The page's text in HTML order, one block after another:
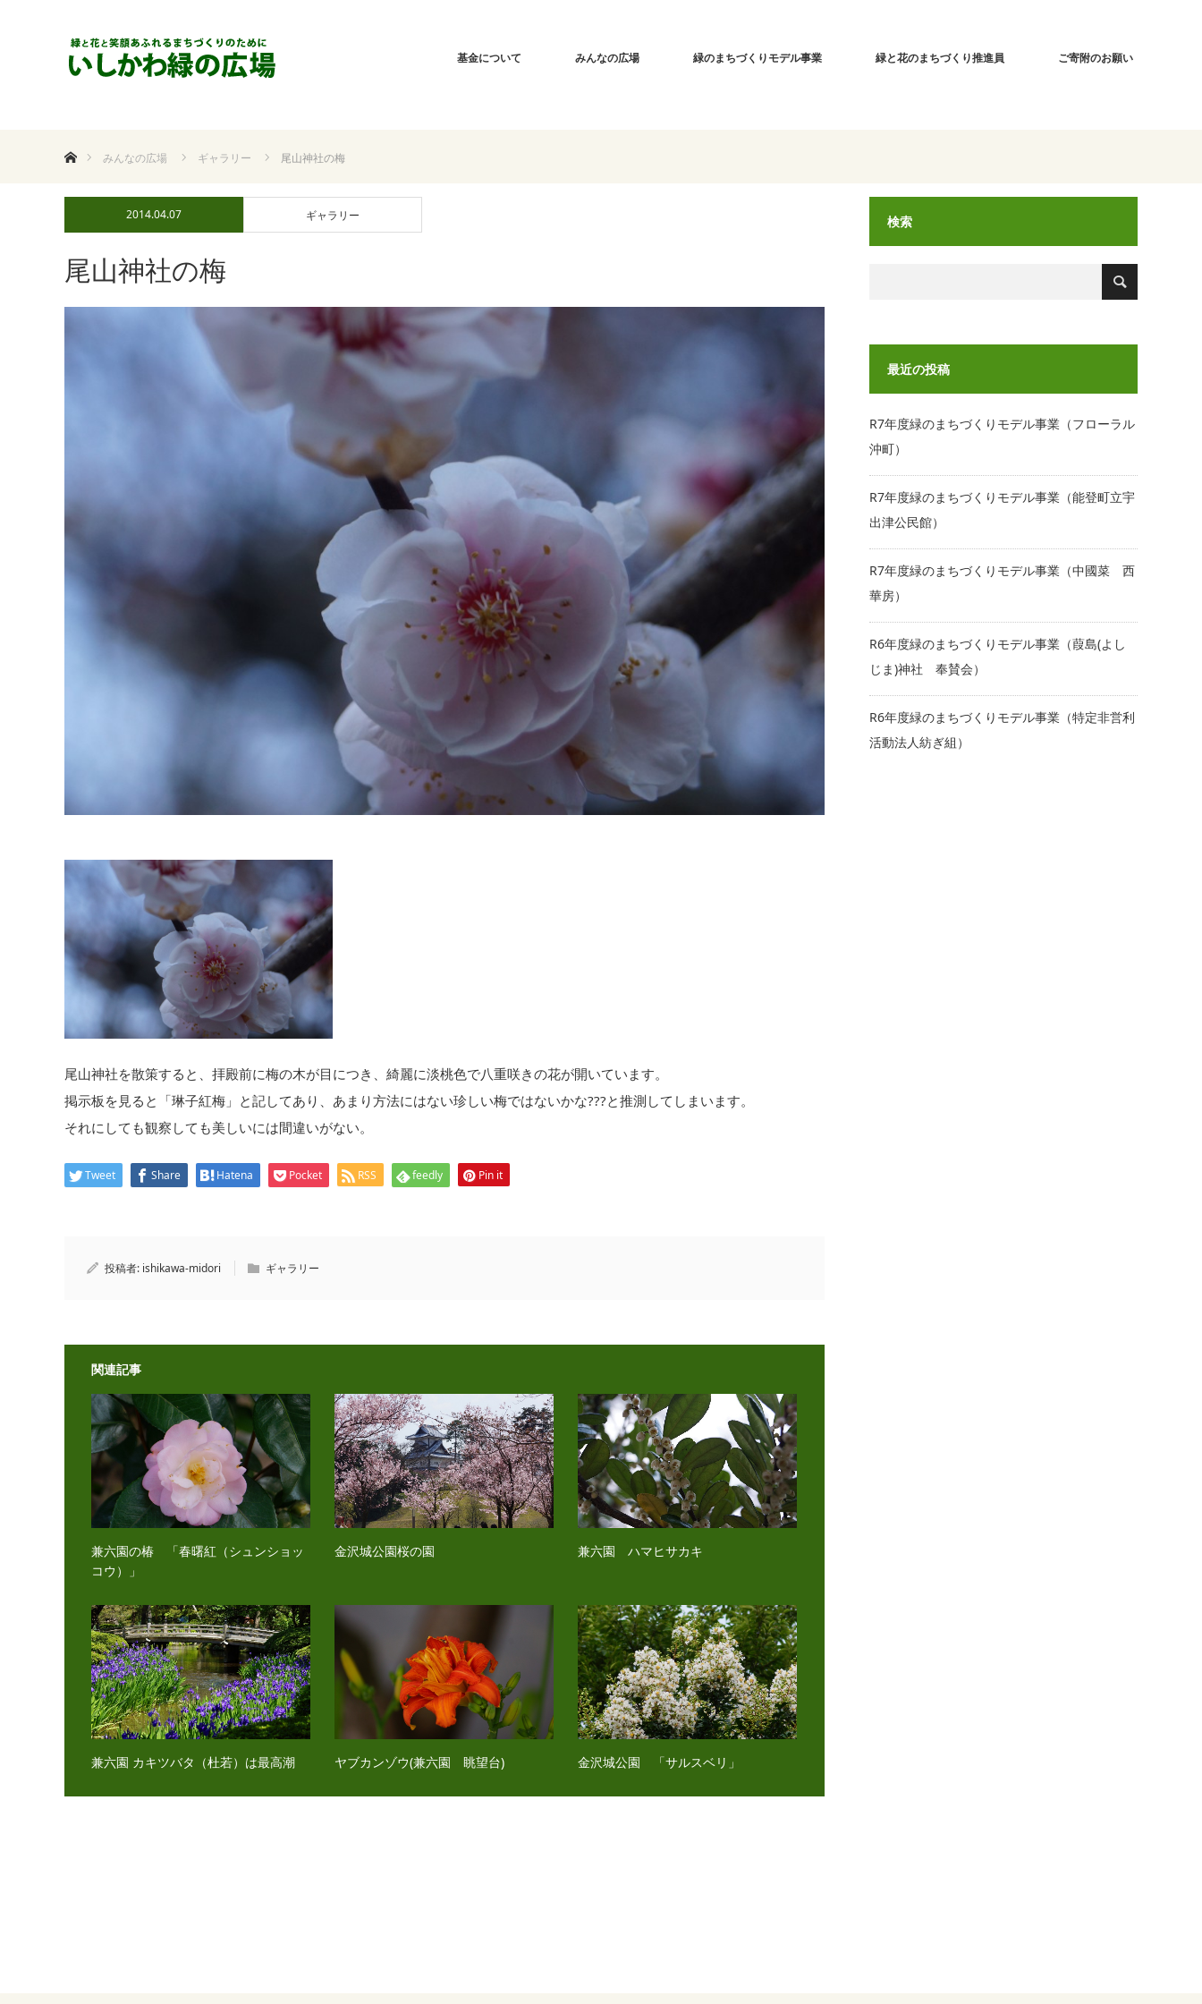
基金について みんなの広場 緑のまちづくりモデル事業 緑と花のまちづくり推進員 ご寄附のお願い
みんなの広場
ギャラリー 尾山神社の梅
2014.04.07 ギャラリー
尾山神社の梅
尾山神社を散策すると、拝殿前に梅の木が目につき、綺麗に淡桃色で八重咲きの花が開いています。
掲示板を見ると「琳子紅梅」と記してあり、あまり方法にはない珍しい梅ではないかな???と推測してしまいます。
それにしても観察しても美しいには間違いがない。
Tweet Share Hatena Pocket RSS feedly Pin it
投稿者: ishikawa-midori ギャラリー
関連記事
兼六園の椿 「春曙紅（シュンショッ
コウ）」
金沢城公園桜の園 兼六園 ハマヒサカキ
兼六園 カキツバタ（杜若）は最高潮 ヤブカンゾウ(兼六園 眺望台) 金沢城公園 「サルスベリ」
検索
最近の投稿
R7年度緑のまちづくりモデル事業（フローラル
沖町）
R7年度緑のまちづくりモデル事業（能登町立宇
出津公民館）
R7年度緑のまちづくりモデル事業（中國菜 西
華房）
R6年度緑のまちづくりモデル事業（葭島(よし
じま)神社 奉賛会）
R6年度緑のまちづくりモデル事業（特定非営利
活動法人紡ぎ組）